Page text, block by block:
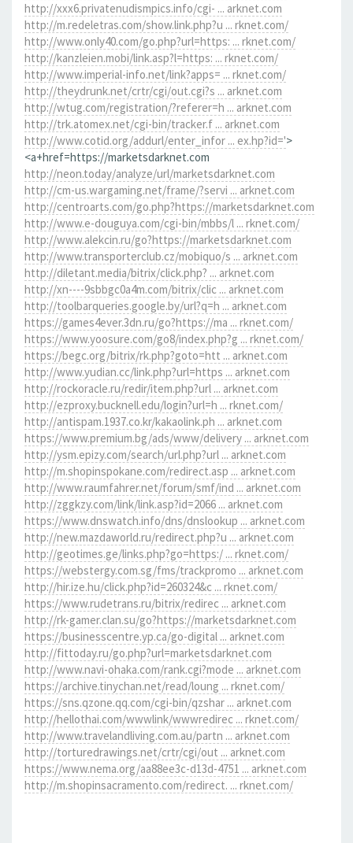
http://xxx6.privatenudismpics.info/cgi- ... arknet.com
http://m.redeletras.com/show.link.php?u ... rknet.com/
http://www.only40.com/go.php?url=https: ... rknet.com/
http://kanzleien.mobi/link.asp?l=https: ... rknet.com/
http://www.imperial-info.net/link?apps= ... rknet.com/
http://theydrunk.net/crtr/cgi/out.cgi?s ... arknet.com
http://wtug.com/registration/?referer=h ... arknet.com
http://trk.atomex.net/cgi-bin/tracker.f ... arknet.com
http://www.cotid.org/addurl/enter_infor ... ex.hp?id='>
<a+href=https://marketsdarknet.com
http://neon.today/analyze/url/marketsdarknet.com
http://cm-us.wargaming.net/frame/?servi ... arknet.com
http://centroarts.com/go.php?https://marketsdarknet.com
http://www.e-douguya.com/cgi-bin/mbbs/l ... rknet.com/
http://www.alekcin.ru/go?https://marketsdarknet.com
http://www.transporterclub.cz/mobiquo/s ... arknet.com
http://diletant.media/bitrix/click.php? ... arknet.com
http://xn----9sbbgc0a4m.com/bitrix/clic ... arknet.com
http://toolbarqueries.google.by/url?q=h ... arknet.com
https://games4ever.3dn.ru/go?https://ma ... rknet.com/
https://www.yoosure.com/go8/index.php?g ... rknet.com/
https://begc.org/bitrix/rk.php?goto=htt ... arknet.com
http://www.yudian.cc/link.php?url=https ... arknet.com
http://rockoracle.ru/redir/item.php?url ... arknet.com
http://ezproxy.bucknell.edu/login?url=h ... rknet.com/
http://antispam.1937.co.kr/kakaolink.ph ... arknet.com
https://www.premium.bg/ads/www/delivery ... arknet.com
http://ysm.epizy.com/search/url.php?url ... arknet.com
http://m.shopinspokane.com/redirect.asp ... arknet.com
http://www.raumfahrer.net/forum/smf/ind ... arknet.com
http://zggkzy.com/link/link.asp?id=2066 ... arknet.com
https://www.dnswatch.info/dns/dnslookup ... arknet.com
http://new.mazdaworld.ru/redirect.php?u ... arknet.com
http://geotimes.ge/links.php?go=https:/ ... rknet.com/
https://webstergy.com.sg/fms/trackpromo ... arknet.com
http://hir.ize.hu/click.php?id=260324&c ... rknet.com/
https://www.rudetrans.ru/bitrix/redirec ... arknet.com
http://rk-gamer.clan.su/go?https://marketsdarknet.com
https://businesscentre.yp.ca/go-digital ... arknet.com
http://fittoday.ru/go.php?url=marketsdarknet.com
http://www.navi-ohaka.com/rank.cgi?mode ... arknet.com
https://archive.tinychan.net/read/loung ... rknet.com/
https://sns.qzone.qq.com/cgi-bin/qzshar ... arknet.com
http://hellothai.com/wwwlink/wwwredirec ... rknet.com/
http://www.travelandliving.com.au/partn ... arknet.com
http://torturedrawings.net/crtr/cgi/out ... arknet.com
https://www.nema.org/aa88ee3c-d13d-4751 ... arknet.com
http://m.shopinsacramento.com/redirect. ... rknet.com/